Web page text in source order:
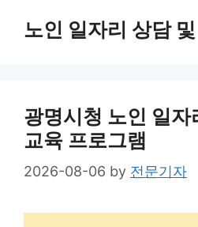
노인 일자리 상담
광명시청 노인 일자
교육 프로그램
2026-08-06 by 전문기자